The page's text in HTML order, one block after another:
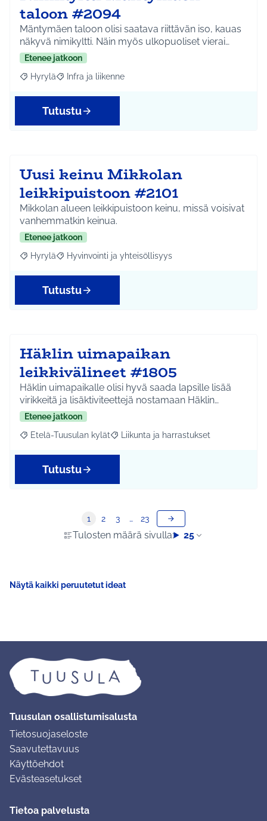
taloon #2094
Mäntymäen taloon olisi saatava riittävän iso, kauas
näkyvä nimikyltti. Näin myös ulkopuoliset vierai…
Etenee jatkoon
Rajaa tulokset aihepiirin mukaan: Hyrylä
Hyrylä Rajaa tulokset teeman mukaan: Infra ja liikenne
Infra ja liikenne
Tutustu
Uusi keinu Mikkolan
leikkipuistoon #2101
Mikkolan alueen leikkipuistoon keinu, missä voisivat
vanhemmatkin keinua.
Etenee jatkoon
Rajaa tulokset aihepiirin mukaan: Hyrylä
Hyrylä Rajaa tulokset teeman mukaan: Hyvinvointi ja
Hyvinvointi ja yhteisöllisyys
Tutustu
Häklin uimapaikan
leikkivälineet #1805
Häklin uimapaikalle olisi hyvä saada lapsille lisää
virikkeitä ja lisäktiviteettejä nostamaan Häklin…
Etenee jatkoon
Rajaa tulokset aihepiirin mukaan: Etelä-Tuusulan kylät
Etelä-Tuusulan kylät Rajaa tulokset teeman mukaan:
Liikunta ja harrastukset
Tutustu
Tulosten määrä sivulla: 25
1 2 3 … 23
Näytä kaikki peruutetut ideat
Tuusulan osallistumisalusta
Tietosuojaseloste
Saavutettavuus
Käyttöehdot
Evästeasetukset
Tietoa palvelusta